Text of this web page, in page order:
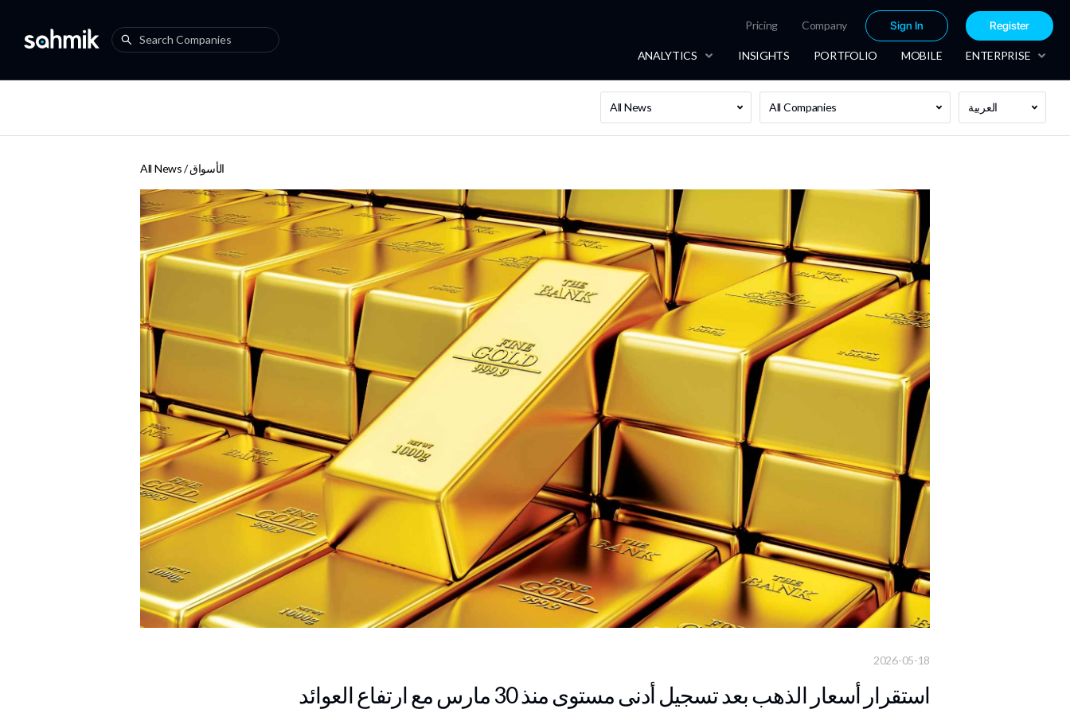
Pricing Company Sign In Register
ANALYTICS INSIGHTS PORTFOLIO MOBILE ENTERPRISE
All News All Companies العربية
All News /الأسواق
2026-05-18
استقرار أسعار الذهب بعد تسجيل أدنى مستوى منذ 30 مارس مع ارتفاع العوائد